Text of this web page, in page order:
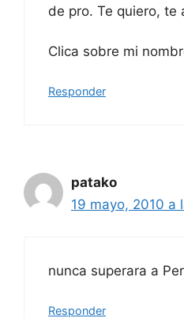
de pro. Te quiero, te
Clica sobre mi
Responder
patako
19 mayo, 2010 a
nunca superara a
Responder